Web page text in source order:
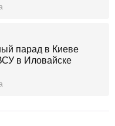
парад в Киеве
в Иловайске